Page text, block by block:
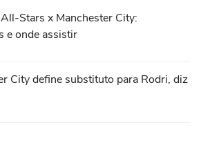
Stars x Manchester City:
e onde assistir
City define substituto para Rodri, diz